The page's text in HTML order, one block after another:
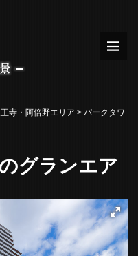
寺・阿倍野エリア > パークタワ
グランエア